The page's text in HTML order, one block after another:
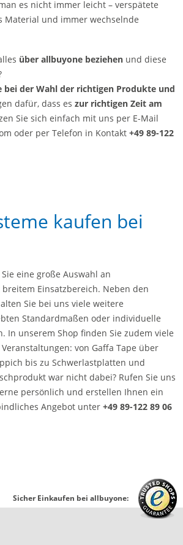
es nicht immer leicht – verspätete
Material und immer wechselnde
über allbuyone beziehen und diese
bei der Wahl der richtigen Produkte und
dafür, dass es zur richtigen Zeit am
Sie sich einfach mit uns per E-Mail
oder per Telefon in Kontakt +49 89-122
kaufen bei
eine große Auswahl an
Einsatzbereich. Neben den
Sie bei uns viele weitere
Standardmaßen oder individuelle
In unserem Shop finden Sie zudem viele
von Gaffa Tape über
bis zu Schwerlastplatten und
war nicht dabei? Rufen Sie uns
persönlich und erstellen Ihnen ein
Angebot unter +49 89-122 89 06
Sicher Einkaufen bei allbuyone: